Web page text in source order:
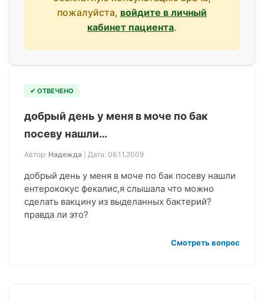
пожалуйста, войдите в личный
кабинет пациента.
✔ ОТВЕЧЕНО
добрый день у меня в моче по бак
посеву нашли…
Автор: Надежда | Дата: 06.11.2009
добрый день у меня в моче по бак посеву нашли
ентерококус фекалис,я слышала что можно
сделать вакцину из выделанных бактерий?
правда ли это?
Смотреть вопрос